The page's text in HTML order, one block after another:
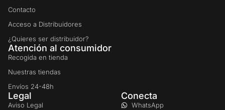
Contacto
Acceso a Distribuidores
¿Quieres ser distribuidor?
Atención al consumidor
Recogida en tienda
Nuestras tiendas
Envíos 24-48h
Legal
Aviso Legal
Conecta
WhatsApp